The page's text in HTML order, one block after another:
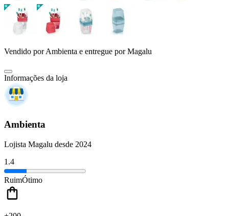
Vendido porAmbienta e entregue por Magalu
Informações da loja
Ambienta
Lojista Magalu desde 2024
1.4
RuimÓtimo